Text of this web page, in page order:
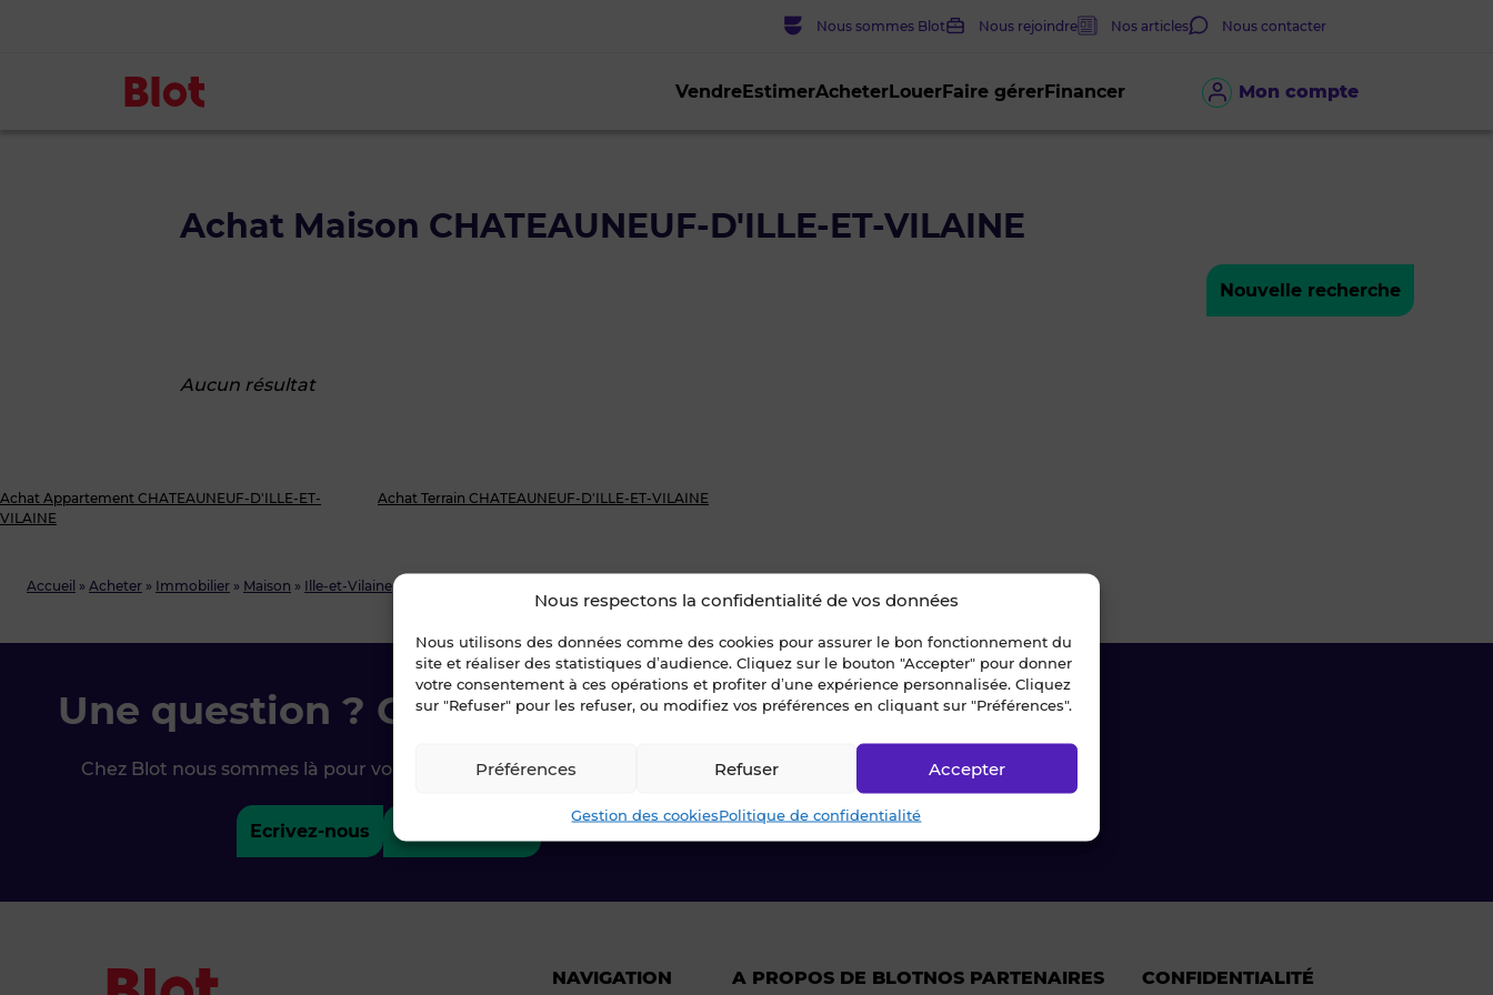
Nous respectons la confidentialité de vos données
Nous utilisons des données comme des cookies pour assurer le bon fonctionnement du
site et réaliser des statistiques d’audience. Cliquez sur le bouton "Accepter" pour donner
votre consentement à ces opérations et profiter d’une expérience personnalisée. Cliquez
sur "Refuser" pour les refuser, ou modifiez vos préférences en cliquant sur "Préférences".
Accepter
Refuser
Préférences
Gestion des cookiesPolitique de confidentialité
Mon compte
VendreEstimerAcheterLouerFaire gérerFinancer
Nous sommes Blot Nous rejoindre Nos articles Nous contacter
Accueil » Acheter » Immobilier » Maison » Ille-et-Vilaine»
Achat Maison CHATEAUNEUF-D'ILLE-ET-VILAINE
Nouvelle recherche
Aucun résultat
Achat Appartement CHATEAUNEUF-D'ILLE-ET-
VILAINE
Achat Terrain CHATEAUNEUF-D'ILLE-ET-VILAINE
Une question ? Contactez-nous !
Chez Blot nous sommes là pour vous accompagner à chaque étape.
Ecrivez-nous 02 99 79 33 34
NAVIGATION A PROPOS DE BLOTNOS PARTENAIRES CONFIDENTIALITÉ